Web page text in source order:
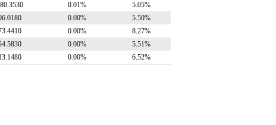
0.01%
5.05%
0.00%
5.50%
0.00%
8.27%
0.00%
5.51%
0.00% 6.52%